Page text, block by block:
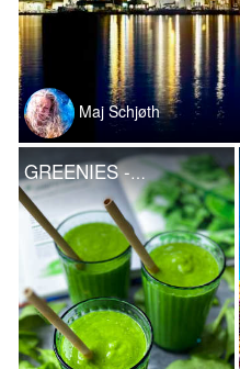
Maj Schjøth
GREENIES - Reklameopgave for Mads Bo High on Life